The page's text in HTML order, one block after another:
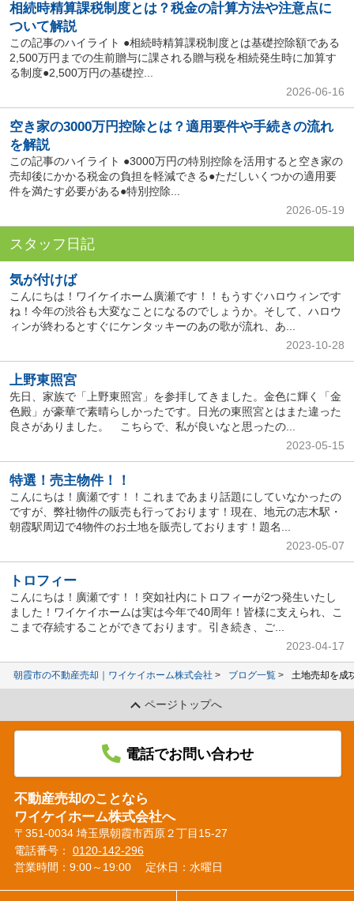
相続時精算課税制度とは？税金の計算方法や注意点に
ついて解説
この記事のハイライト ●相続時精算課税制度とは基礎控除額である
2,500万円までの生前贈与に課される贈与税を相続発生時に加算す
る制度●2,500万円の基礎控...
2026-06-16
空き家の3000万円控除とは？適用要件や手続きの流れ
を解説
この記事のハイライト ●3000万円の特別控除を活用すると空き家の
売却後にかかる税金の負担を軽減できる●ただしいくつかの適用要
件を満たす必要がある●特別控除...
2026-05-19
スタッフ日記
気が付けば
こんにちは！ワイケイホーム廣瀬です！！もうすぐハロウィンです
ね！今年の渋谷も大変なことになるのでしょうか。そして、ハロウ
ィンが終わるとすぐにケンタッキーのあの歌が流れ、あ...
2023-10-28
上野東照宮
先日、家族で「上野東照宮」を参拝してきました。金色に輝く「金
色殿」が豪華で素晴らしかったです。日光の東照宮とはまた違った
良さがありました。 こちらで、私が良いなと思ったの...
2023-05-15
特選！売主物件！！
こんにちは！廣瀬です！！これまであまり話題にしていなかったの
ですが、弊社物件の販売も行っております！現在、地元の志木駅・
朝霞駅周辺で4物件のお土地を販売しております！題名...
2023-05-07
トロフィー
こんにちは！廣瀬です！！突如社内にトロフィーが2つ発生いたし
ました！ワイケイホームは実は今年で40周年！皆様に支えられ、こ
こまで存続することができております。引き続き、ご...
2023-04-17
朝霞市の不動産売却｜ワイケイホーム株式会社 ブログ一覧 土地売却を成
ページトップへ
電話でお問い合わせ
不動産売却のことなら
ワイケイホーム株式会社へ
〒351-0034 埼玉県朝霞市西原２丁目15-27
電話番号： 0120-142-296
営業時間：9:00～19:00
定休日：水曜日